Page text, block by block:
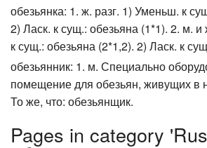
обезьянка: 1. ж. разг. 1) Уменьш. к
2) Ласк. к сущ.: обезьяна (1*1). 2. м.
к сущ.: обезьяна (2*1,2). 2) Ласк. к
обезьянник: 1. м. Специально
помещение для обезьян, живущих в
То же, что: обезьянщик.
Pages in category